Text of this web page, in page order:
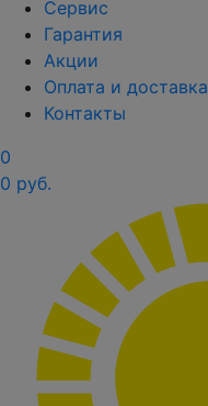
Сервис
Гарантия
Акции
Оплата и доставка
Контакты
0
0 руб.